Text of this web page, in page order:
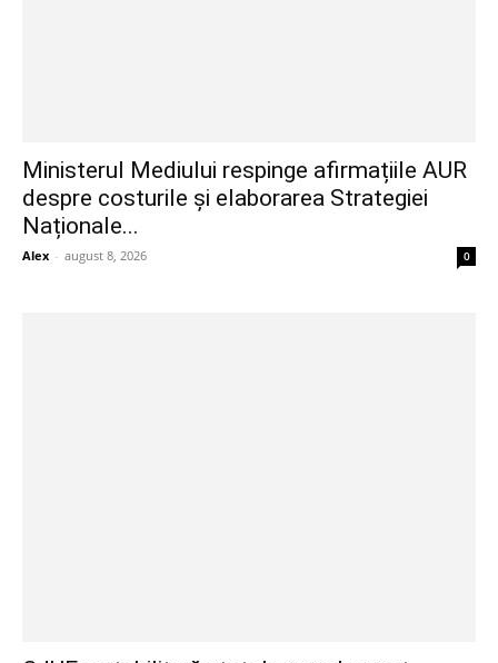
Ministerul Mediului respinge afirmațiile AUR
despre costurile și elaborarea Strategiei
Naționale...
Alex - august 8, 2026 0